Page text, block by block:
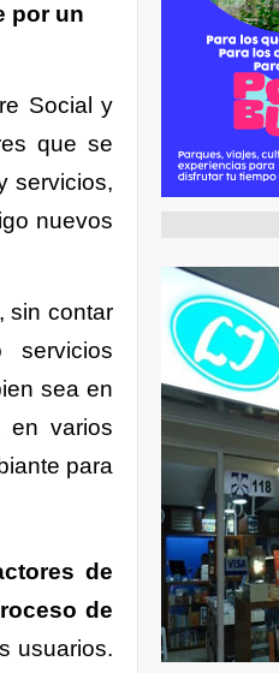
por un
Social y
que se
servicios,
nuevos
sin contar
servicios
sea en
en varios
para
de
de
usuarios.